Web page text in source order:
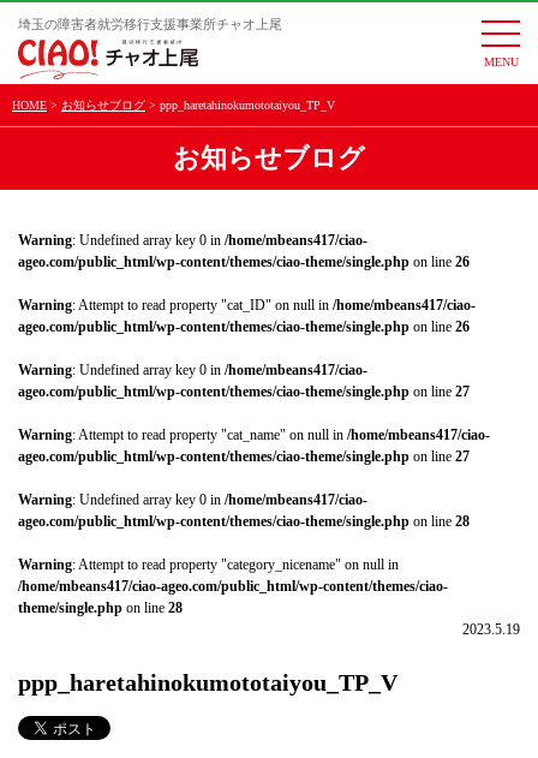
埼玉の障害者就労移行支援事業所チャオ上尾
HOME お知らせブログ ppp_haretahinokumototaiyou_TP_V
お知らせブログ
Warning: Undefined array key 0 in /home/mbeans417/ciao-
ageo.com/public_html/wp-content/themes/ciao-theme/single.php on line 26
Warning: Attempt to read property "cat_ID" on null in /home/mbeans417/ciao-
ageo.com/public_html/wp-content/themes/ciao-theme/single.php on line 26
Warning: Undefined array key 0 in /home/mbeans417/ciao-
ageo.com/public_html/wp-content/themes/ciao-theme/single.php on line 27
Warning: Attempt to read property "cat_name" on null in /home/mbeans417/ciao-
ageo.com/public_html/wp-content/themes/ciao-theme/single.php on line 27
Warning: Undefined array key 0 in /home/mbeans417/ciao-
ageo.com/public_html/wp-content/themes/ciao-theme/single.php on line 28
Warning: Attempt to read property "category_nicename" on null in
/home/mbeans417/ciao-ageo.com/public_html/wp-content/themes/ciao-
theme/single.php on line 28
2023.5.19
ppp_haretahinokumototaiyou_TP_V